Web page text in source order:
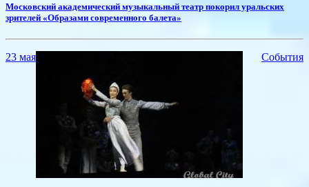
​Московский академический музыкальный театр покорил уральских
зрителей «Образами современного балета»
23 мая События